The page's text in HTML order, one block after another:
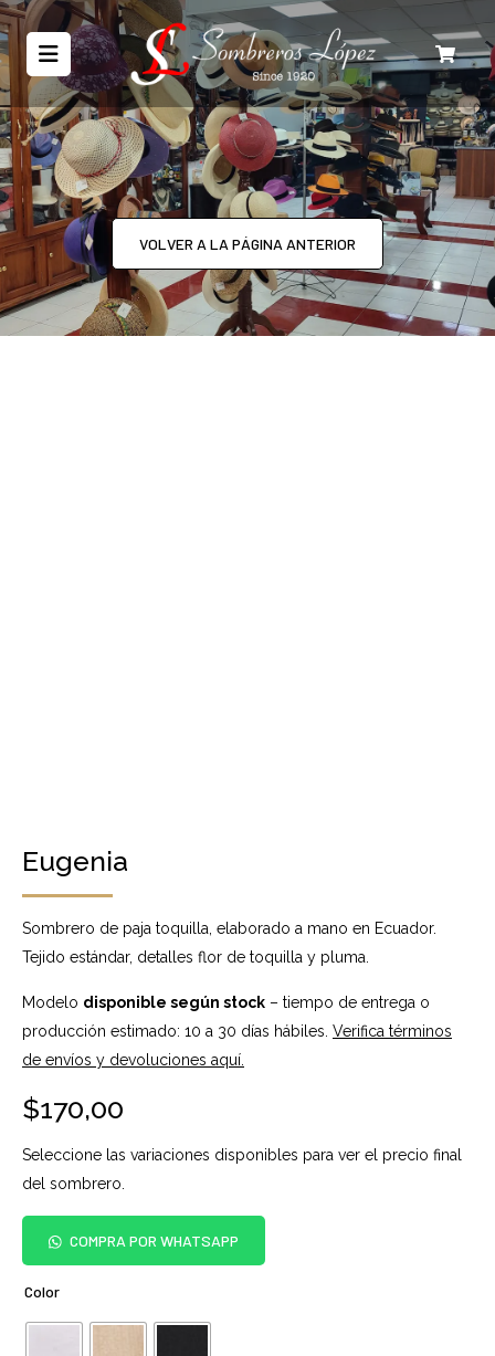
VOLVER A LA PÁGINA ANTERIOR
Eugenia
Sombrero de paja toquilla, elaborado a mano en Ecuador.
Tejido estándar, detalles flor de toquilla y pluma.
Modelo disponible según stock – tiempo de entrega o
producción estimado: 10 a 30 días hábiles. Verifica términos
de envíos y devoluciones aquí.
$170,00
Seleccione las variaciones disponibles para ver el precio final
del sombrero.
COMPRA POR WHATSAPP
Color